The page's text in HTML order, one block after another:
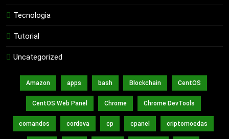
Tecnologia
Tutorial
Uncategorized
Amazon apps bash Blockchain CentOS
CentOS Web Panel Chrome Chrome DevTools
comandos cordova cp cpanel criptomoedas